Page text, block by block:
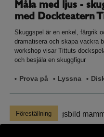
Måla med ljus -
med Dockteatern
Skuggspel är en enkel, färgrik
dramatisera och skapa vackra
workshop visar Tittuts
och besjäla en skuggfigur
Prova på Lyssna
Föreställning